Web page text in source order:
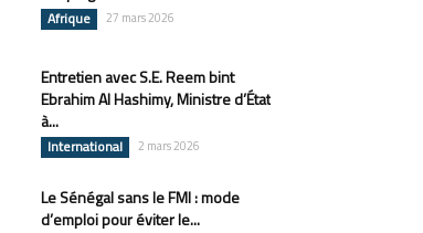
Afrique 27 mars 2026
Entretien avec S.E. Reem bint
Ebrahim Al Hashimy, Ministre d’État
à...
International 2 mars 2026
Le Sénégal sans le FMI : mode
d’emploi pour éviter le...